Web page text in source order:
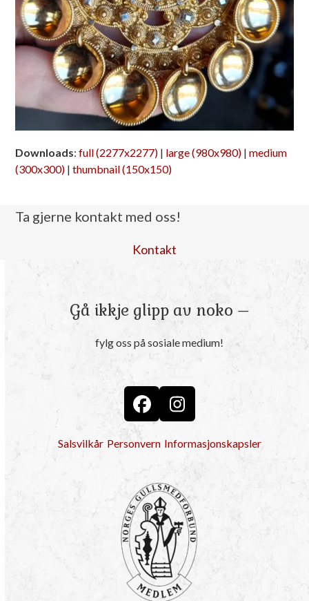
Downloads:full (2277x2277) | large (980x980) |medium
(300x300) |thumbnail (150x150)
Ta gjerne kontakt med oss!
Kontakt
Gå ikkje glipp av noko –
fylg oss på sosiale medium!
FacebookInstagram
Salsvilkår Personvern Informasjonskapsler